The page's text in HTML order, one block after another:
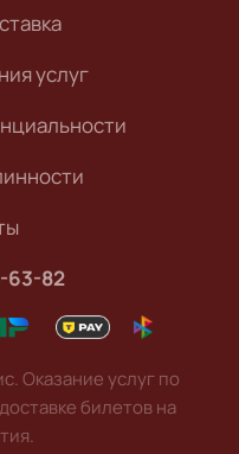
услуг
63-82
Оказание услуг по
билетов на